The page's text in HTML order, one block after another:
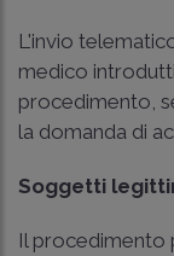
L'invio
medico
procedimento,
la domanda di
Soggetti
Il procedimento